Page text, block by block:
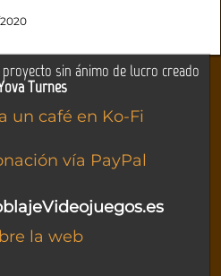
sin ánimo de lucro creado
Turnes
un café en Ko-Fi
vía PayPal
la web